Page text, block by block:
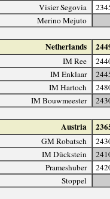
Visier Segovia
Merino Mejuto
Netherlands
IM Ree
IM Enklaar
IM Hartoch
IM Bouwmeester
Austria
GM Robatsch
IM Dückstein
Prameshuber
Stoppel